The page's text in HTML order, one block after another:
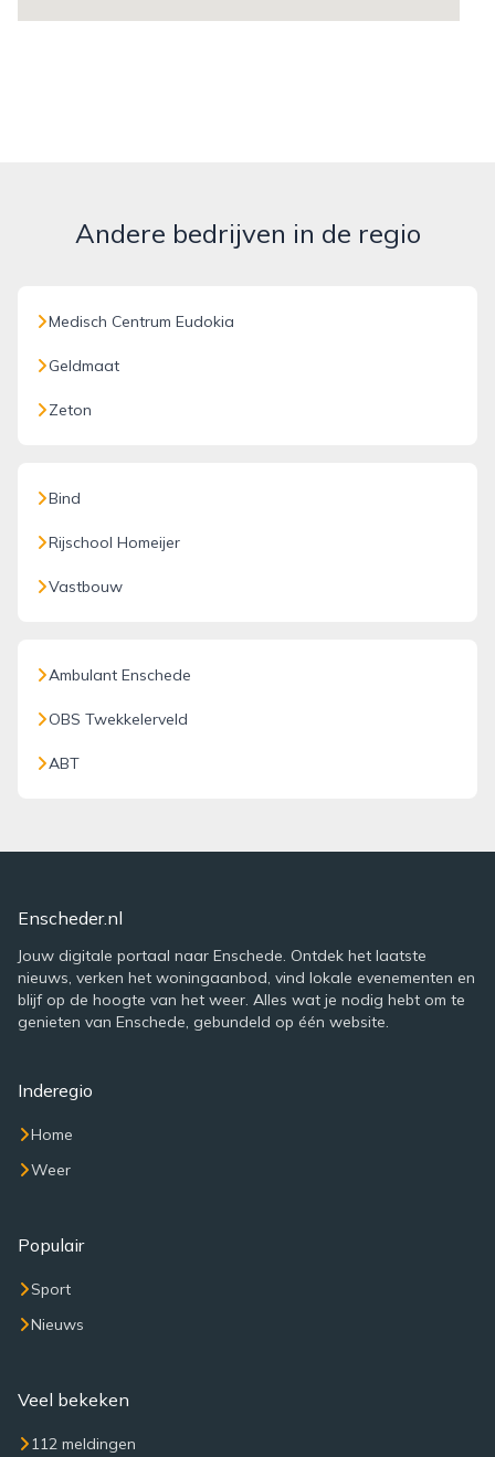
Andere bedrijven in de regio
Medisch Centrum Eudokia
Geldmaat
Zeton
Bind
Rijschool Homeijer
Vastbouw
Ambulant Enschede
OBS Twekkelerveld
ABT
Enscheder.nl
Jouw digitale portaal naar Enschede. Ontdek het laatste
nieuws, verken het woningaanbod, vind lokale evenementen en
blijf op de hoogte van het weer. Alles wat je nodig hebt om te
genieten van Enschede, gebundeld op één website.
Inderegio
Home
Weer
Populair
Sport
Nieuws
Veel bekeken
112 meldingen